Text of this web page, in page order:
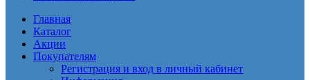
Главная
Каталог
Акции
Покупателям
Регистрация и вход в личный кабинет